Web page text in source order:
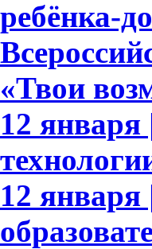
ребёнка-
«Твои
12
12